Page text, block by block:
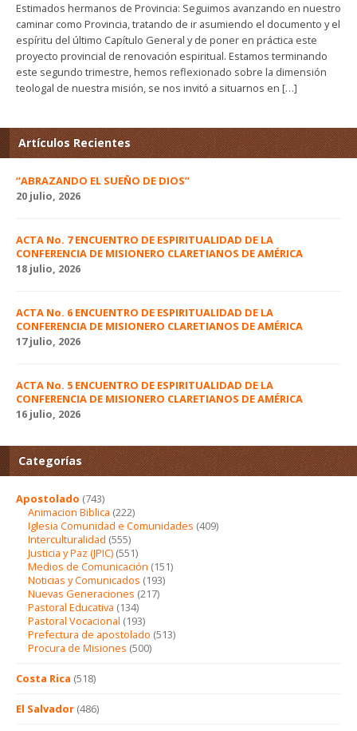
Estimados hermanos de Provincia: Seguimos avanzando en nuestro
caminar como Provincia, tratando de ir asumiendo el documento y el
espíritu del último Capítulo General y de poner en práctica este
proyecto provincial de renovación espiritual. Estamos terminando
este segundo trimestre, hemos reflexionado sobre la dimensión
teologal de nuestra misión, se nos invitó a situarnos en […]
Artículos Recientes
“ABRAZANDO EL SUEÑO DE DIOS”
20 julio, 2026
ACTA No. 7 ENCUENTRO DE ESPIRITUALIDAD DE LA
CONFERENCIA DE MISIONERO CLARETIANOS DE AMÉRICA
18 julio, 2026
ACTA No. 6 ENCUENTRO DE ESPIRITUALIDAD DE LA
CONFERENCIA DE MISIONERO CLARETIANOS DE AMÉRICA
17 julio, 2026
ACTA No. 5 ENCUENTRO DE ESPIRITUALIDAD DE LA
CONFERENCIA DE MISIONERO CLARETIANOS DE AMÉRICA
16 julio, 2026
Categorías
Apostolado (743)
Animacion Biblica (222)
Iglesia Comunidad e Comunidades (409)
Interculturalidad (555)
Justicia y Paz (JPIC) (551)
Medios de Comunicación (151)
Noticias y Comunicados (193)
Nuevas Generaciones (217)
Pastoral Educativa (134)
Pastoral Vocacional (193)
Prefectura de apostolado (513)
Procura de Misiones (500)
Costa Rica (518)
El Salvador (486)